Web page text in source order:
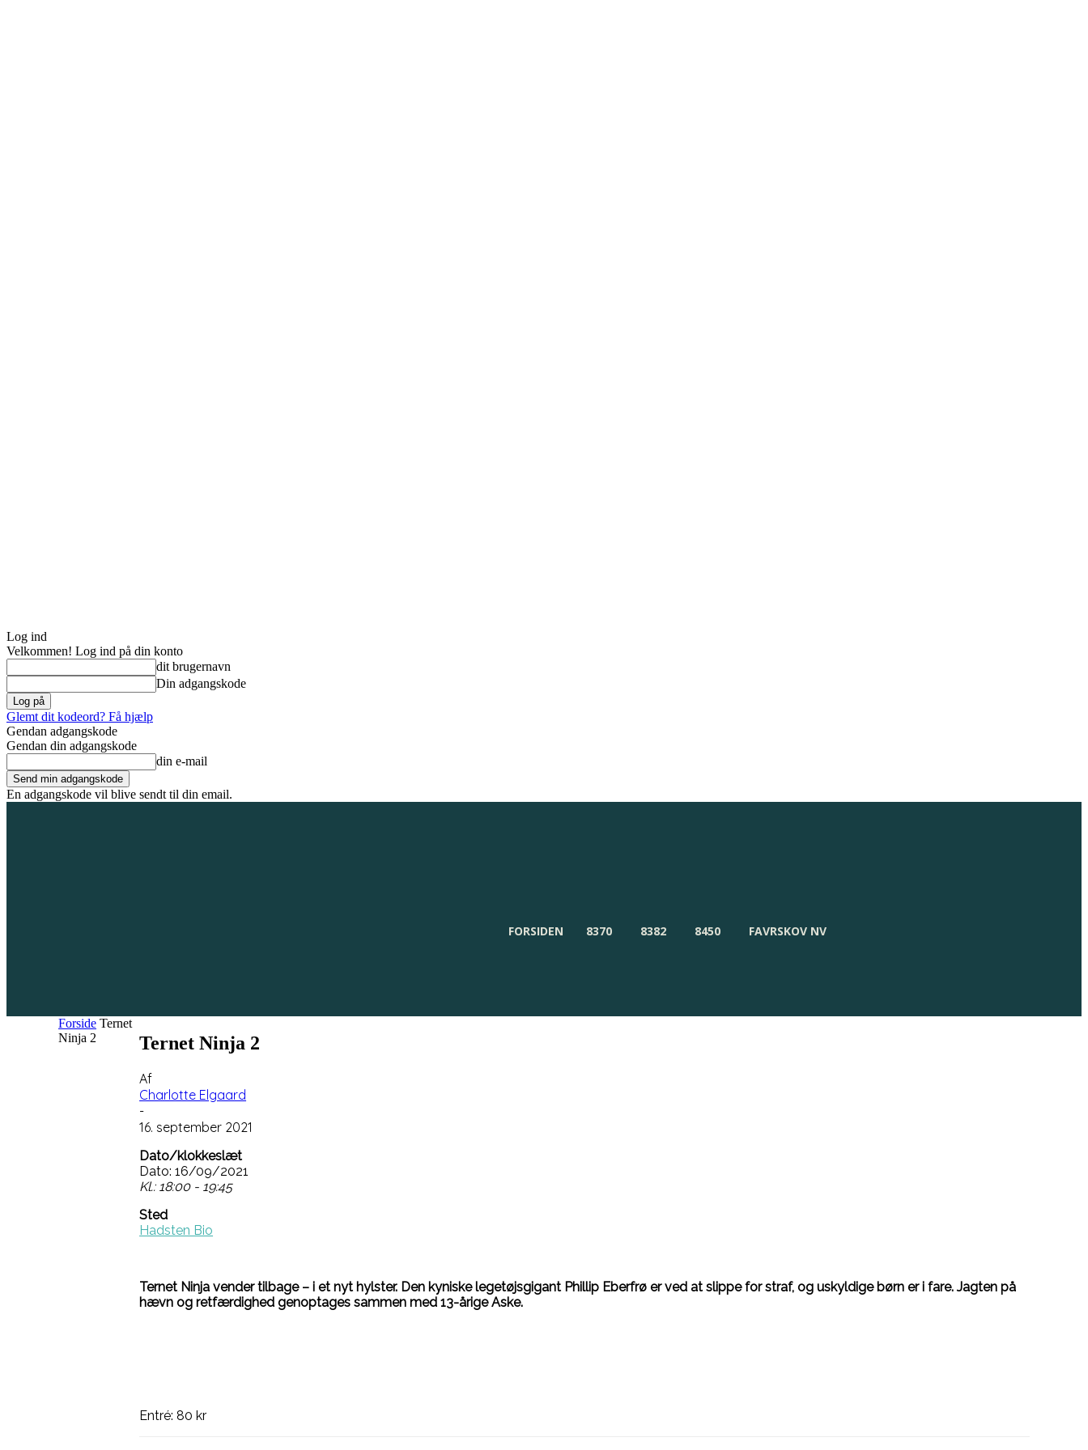
Log ind
Velkommen! Log ind på din konto
dit brugernavn
Din adgangskode
Glemt dit kodeord? Få hjælp
Gendan adgangskode
Gendan din adgangskode
din e-mail
En adgangskode vil blive sendt til din email.
FORSIDEN 8370 8382 8450 FAVRSKOV NV
Forside Ternet
Ninja 2
Ternet Ninja 2
Af
Charlotte Elgaard
-
16. september 2021
Dato/klokkeslæt
Dato: 16/09/2021
Kl.: 18:00 - 19:45
Sted
Hadsten Bio
Ternet Ninja vender tilbage – i et nyt hylster. Den kyniske legetøjsgigant Phillip Eberfrø er ved at slippe for straf, og uskyldige børn er i fare. Jagten på
hævn og retfærdighed genoptages sammen med 13-årige Aske.
Entré: 80 kr